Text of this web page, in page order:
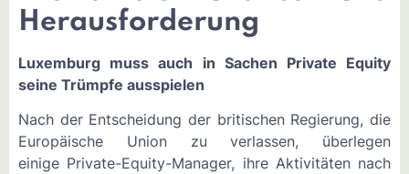
Herausforderung
Luxemburg muss auch in Sachen Private Equity
seine Trümpfe ausspielen
Nach der Entscheidung der britischen Regierung, die
Europäische Union zu verlassen, überlegen
einige Private-Equity-Manager, ihre Aktivitäten nach